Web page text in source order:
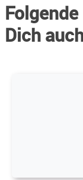
Dich